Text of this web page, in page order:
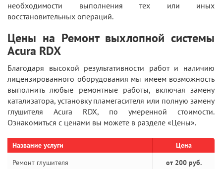
необходимости выполнения тех или иных
восстановительных операций.
Цены на Ремонт выхлопной системы
Acura RDX
Благодаря высокой результативности работ и наличию
лицензированного оборудования мы имеем возможность
выполнить любые ремонтные работы, включая замену
катализатора, установку пламегасителя или полную замену
глушителя Acura RDX, по умеренной стоимости.
Ознакомиться с ценами вы можете в разделе «Цены».
Название услуги
Цена
Ремонт глушителя
от 200 руб.